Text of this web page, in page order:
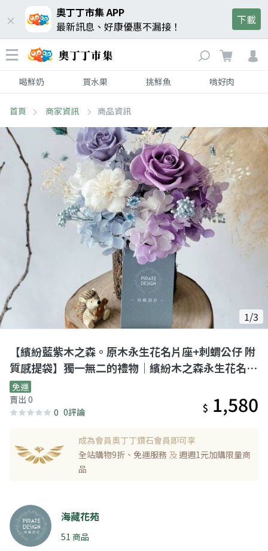
奧丁丁市集 APP
最新訊息、好康優惠不漏接！
下載
喝鮮奶 買水果 挑鮮魚 啃好肉
首頁 商家資訊 商品資訊
1/3
【繽紛藍紫木之森。原木永生花名片座+刺蝟公仔 附
質感提袋】獨一無二的禮物｜繽紛木之森永生花名片
座
免運
賣出 0
0 0評論 $ 1,580
成為會員奧丁丁鑽石會員即可享
全站購物9折、免運服務 及 週週1元加購限量商
品
海藏花苑
51 商品